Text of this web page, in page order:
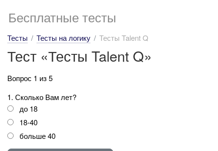
Бесплатные тесты
Тесты Тесты на логику Тесты Talent Q
Тест «Тесты Talent Q»
Вопрос 1 из 5
1. Сколько Вам лет?
до 18
18-40
больше 40